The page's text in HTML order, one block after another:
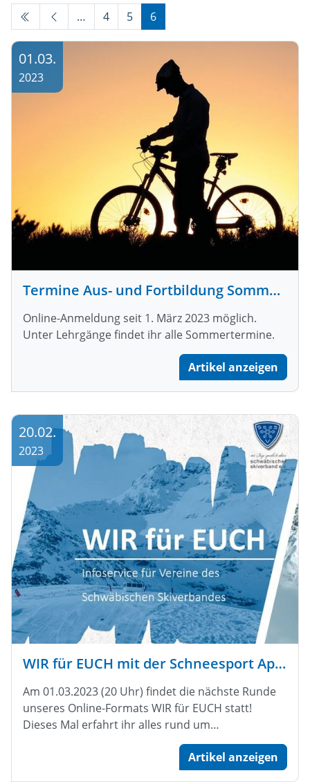
… 4 5 6
Termine Aus- und Fortbildung Sommer 2023
Online-Anmeldung seit 1. März 2023 möglich.
Unter Lehrgänge findet ihr alle Sommertermine.
Artikel anzeigen
01.03.
2023
WIR für EUCH mit der Schneesport App Vivlico!
Am 01.03.2023 (20 Uhr) findet die nächste Runde
unseres Online-Formats WIR für EUCH statt!
Dieses Mal erfahrt ihr alles rund um…
Artikel anzeigen
20.02.
2023